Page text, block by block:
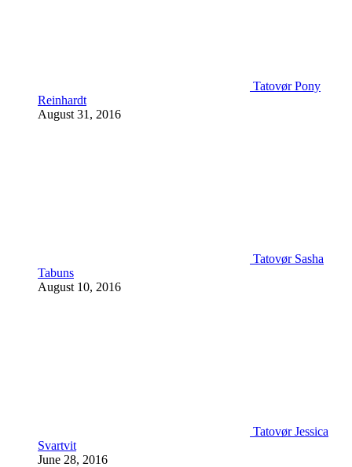
Tatovør Pony
Reinhardt
August 31, 2016
Tatovør Sasha
Tabuns
August 10, 2016
Tatovør Jessica
Svartvit
June 28, 2016